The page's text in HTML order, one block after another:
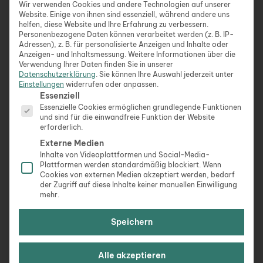
öffentlichen Veranstaltungen für die allgemeine
Bevölkerung.
Die Kurse der Waldakademie zielen darauf ab, das
Wissen und das Bewusstsein für die Komplexität
der Waldökosysteme zu erhöhen und die Bedeutung
von nachhaltiger Forstwirtschaft und Naturschutz
hervorzuheben. Dazu gehört auch die Vermittlung
von Wohllebens Philosophie des „sanften“
Forstmanagements, die den Schutz und die
Erhaltung der natürlichen Waldsysteme betont.
Die Waldakademie bietet auch Veranstaltungen für
Kinder und Familien an, um jungen Menschen ein
Verständnis und eine Wertschätzung für die Natur
Das Hauptquartier befindet sich in der Gemeinde
Hümmel in der Eifel, Deutschland, wo Wohlleben
Wir verwenden Cookies und andere Technologien auf unserer
Website. Einige von ihnen sind essenziell, während andere uns
helfen, diese Website und Ihre Erfahrung zu verbessern.
Personenbezogene Daten können verarbeitet werden (z. B. IP-
Adressen), z. B. für personalisierte Anzeigen und Inhalte oder
Anzeigen- und Inhaltsmessung. Weitere Informationen über die
Verwendung Ihrer Daten finden Sie in unserer
Datenschutzerklärung. Sie können Ihre Auswahl jederzeit unter
Einstellungen widerrufen oder anpassen.
Es folgt eine Liste der Service-Gruppen, für die eine
Essenziell
Essenzielle Cookies ermöglichen grundlegende Funktionen
und sind für die einwandfreie Funktion der Website
erforderlich.
Externe Medien
Inhalte von Videoplattformen und Social-Media-
Plattformen werden standardmäßig blockiert. Wenn
Cookies von externen Medien akzeptiert werden, bedarf
der Zugriff auf diese Inhalte keiner manuellen Einwilligung
mehr.
Speichern
Alle akzeptieren